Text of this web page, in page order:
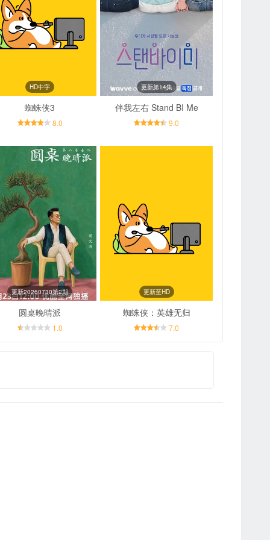
HD中字
蜘蛛侠3
8.0
更新第14集
伴我左右 Stand BI Me
9.0
更新20260730第2期
圆桌晚晴派
1.0
更新至HD
蜘蛛侠：英雄无归
7.0